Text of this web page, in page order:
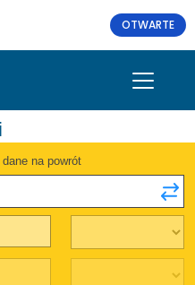
OTWARTE
dane na powrót